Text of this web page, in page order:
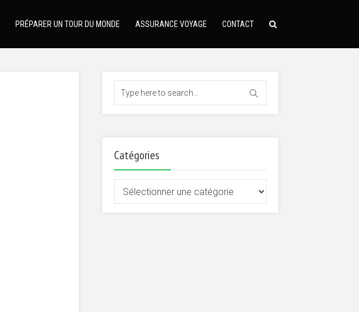
PRÉPARER UN TOUR DU MONDE ASSURANCE VOYAGE CONTACT
Catégories